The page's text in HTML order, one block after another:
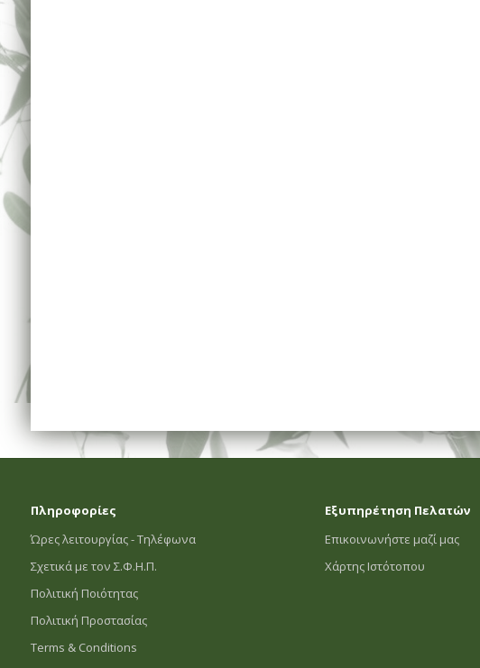
Πληροφορίες
Ώρες λειτουργίας - Τηλέφωνα
Σχετικά με τον Σ.Φ.Η.Π.
Πολιτική Ποιότητας
Πολιτική Προστασίας
Terms & Conditions
Εξυπηρέτηση Πελατών
Επικοινωνήστε μαζί μας
Χάρτης Ιστότοπου